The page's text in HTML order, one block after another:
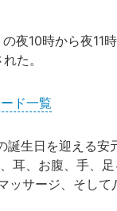
夜10時から夜11
た。
ド一覧
生日を迎える安
耳、お腹、手、
サージ、そして